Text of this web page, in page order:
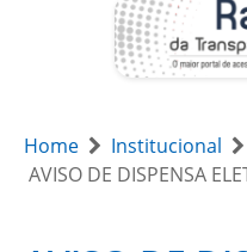
Home Institucional
AVISO DE DISPENSA